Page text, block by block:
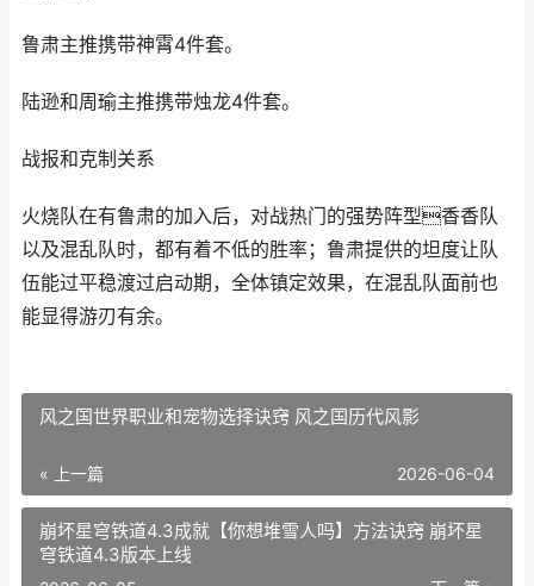
鲁肃主推携带神霄4件套。
陆逊和周瑜主推携带烛龙4件套。
战报和克制关系
火烧队在有鲁肃的加入后，对战热门的强势阵型香香队
以及混乱队时，都有着不低的胜率；鲁肃提供的坦度让队
伍能过平稳渡过启动期，全体镇定效果，在混乱队面前也
能显得游刃有余。
风之国世界职业和宠物选择诀窍 风之国历代风影
« 上一篇 2026-06-04
崩坏星穹铁道4.3成就【你想堆雪人吗】方法诀窍 崩坏星
穹铁道4.3版本上线